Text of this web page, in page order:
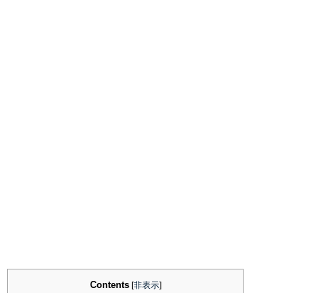
Contents [非表示]